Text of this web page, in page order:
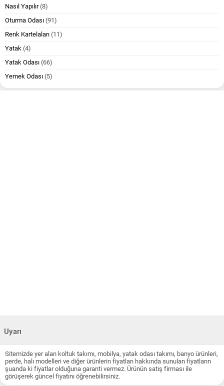
Nasıl Yapılır(8)
Oturma Odası (91)
Renk Kartelaları (11)
Yatak (4)
Yatak Odası (66)
Yemek Odası (5)
Uyarı
Sitemizde yer alan koltuk takımı, mobilya, yatak odası takımı, banyo ürünleri,
perde, halı modelleri ve diğer ürünlerin fiyatları hakkında sunulan fiyatların
şuanda ki fiyatlar olduğuna garanti vermez. Ürünün satış firması ile
görüşerek güncel fiyatını öğrenebilirsiniz.